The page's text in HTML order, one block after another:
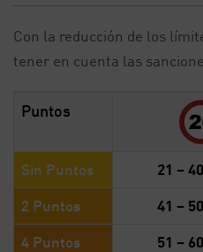
Con la reducción de los
tener en cuenta las
Puntos
Sin Puntos 21 –
2 Puntos
41 –
4 Puntos
51 –